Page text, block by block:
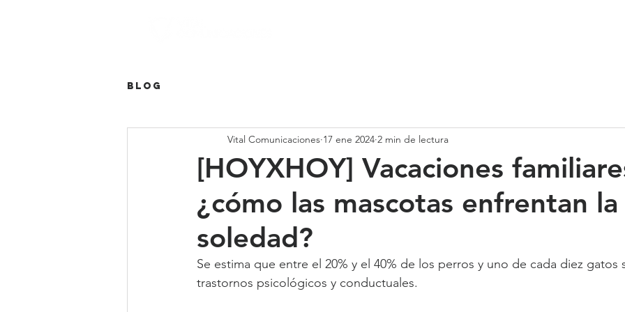
Blog
[HOYXHOY] Vacaciones
¿cómo las mascotas enfrentan la
soledad?
Vital Comunicaciones 17 ene 2024 2 min de lectura
Se estima que entre el 20% y el 40% de los perros y uno de cada diez gatos
trastornos psicológicos y conductuales.